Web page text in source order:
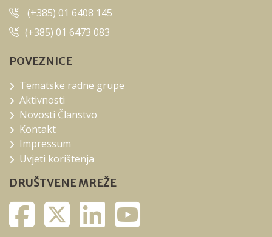
(+385) 01 6408 145
(+385) 01 6473 083
POVEZNICE
Tematske radne grupe
Aktivnosti
Novosti Članstvo
Kontakt
Impressum
Uvjeti korištenja
DRUŠTVENE MREŽE